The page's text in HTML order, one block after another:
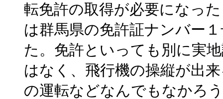
転免許の取得が必要になっ
は群馬県の免許証ナンバー
た。免許といっても別に実
はなく、飛行機の操縦が出
の運転などなんでもなかろ